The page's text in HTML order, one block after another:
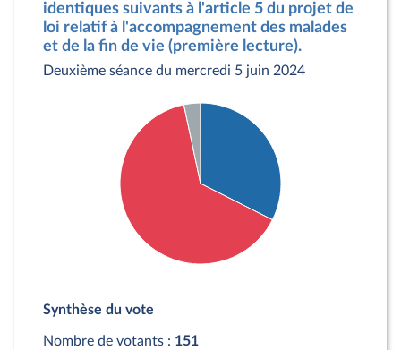
identiques suivants à l'article 5 du projet de
loi relatif à l'accompagnement des malades
et de la fin de vie (première lecture).
Deuxième séance du mercredi 5 juin 2024
Contre : 97 députés
Synthèse du vote
Nombre de votants : 151